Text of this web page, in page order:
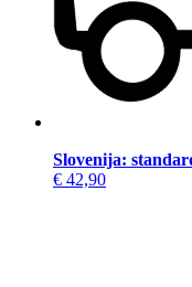
Slovenija:
€ 42,90